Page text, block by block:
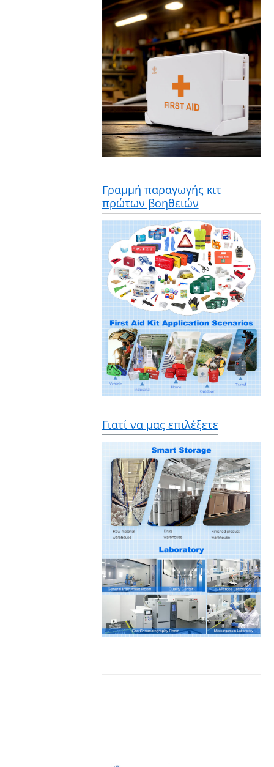
Γραμμή παραγωγής κιτ
πρώτων βοηθειών
Γιατί να μας επιλέξετε